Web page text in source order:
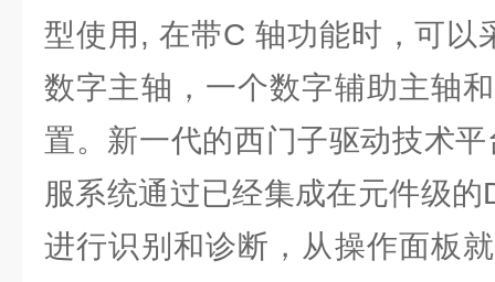
型使用, 在带C 轴功能时，可以
数字主轴，一个数字辅助主轴
置。新一代的西门子驱动技术
服系统通过已经集成在元件级
进行识别和诊断，从操作面板